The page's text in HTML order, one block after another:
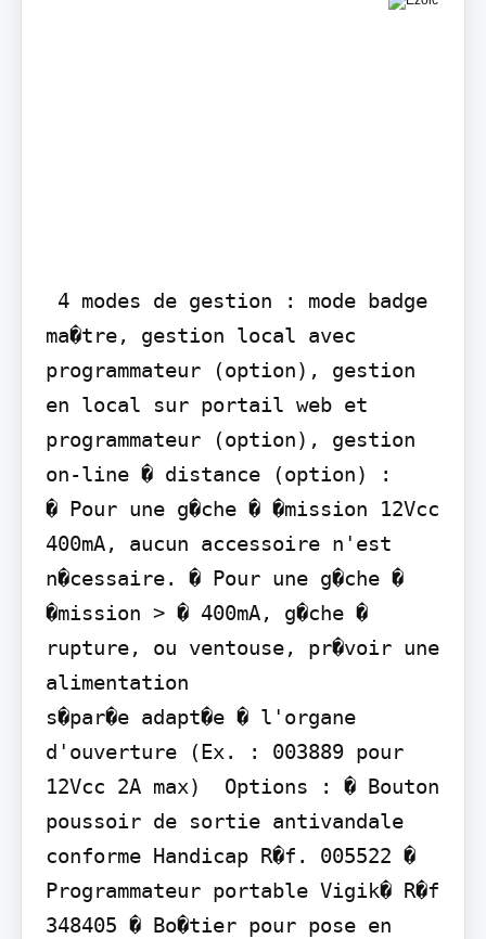
ma�tre, gestion local avec
programmateur (option), gestion
en local sur portail web et
programmateur (option), gestion
on-line � distance (option) :
� Pour une g�che � �mission 12Vcc
400mA, aucun accessoire n'est
n�cessaire. � Pour une g�che �
�mission > � 400mA, g�che �
rupture, ou ventouse, pr�voir une
alimentation
s�par�e adapt�e � l'organe
d'ouverture (Ex. : 003889 pour
12Vcc 2A max)  Options : � Bouton
poussoir de sortie antivandale
conforme Handicap R�f. 005522 �
Programmateur portable Vigik� R�f
348405 � Bo�tier pour pose en